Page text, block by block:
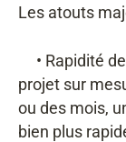
Les atouts
• Rapidité
projet sur
ou des mois,
bien plus